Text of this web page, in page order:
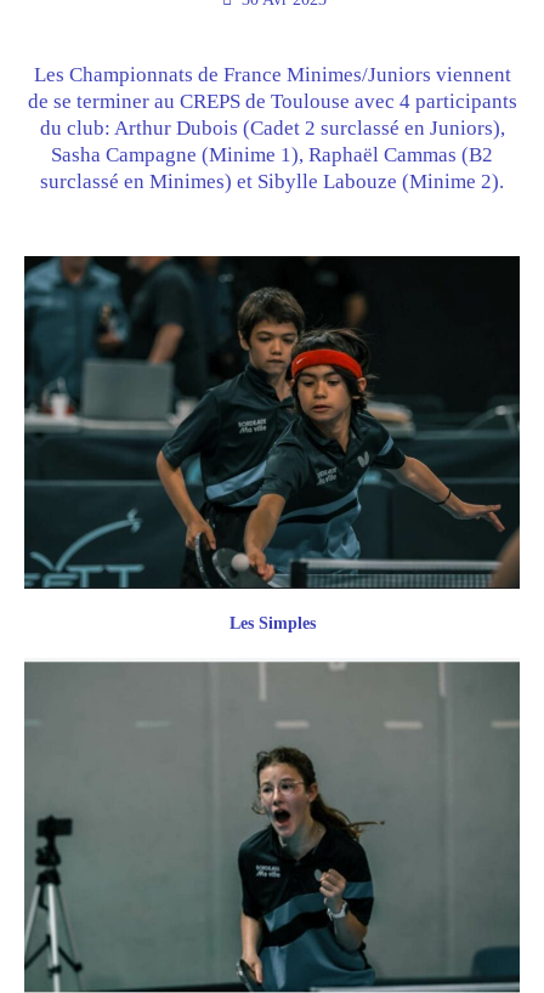
Les Championnats de France Minimes/Juniors viennent
de se terminer au CREPS de Toulouse avec 4 participants
du club: Arthur Dubois (Cadet 2 surclassé en Juniors),
Sasha Campagne (Minime 1), Raphaël Cammas (B2
surclassé en Minimes) et Sibylle Labouze (Minime 2).
Les Simples